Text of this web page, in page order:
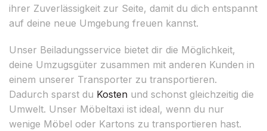
ihrer Zuverlässigkeit zur Seite, damit du dich entspannt
auf deine neue Umgebung freuen kannst.
Unser Beiladungsservice bietet dir die Möglichkeit,
deine Umzugsgüter zusammen mit anderen Kunden in
einem unserer Transporter zu transportieren.
Dadurch sparst du Kosten und schonst gleichzeitig die
Umwelt. Unser Möbeltaxi ist ideal, wenn du nur
wenige Möbel oder Kartons zu transportieren hast.